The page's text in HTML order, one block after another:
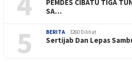
PEMDES CIBATU TIGA
SA…
5 BERITA 3260 Dilihat
Sertijab Dan Lepas